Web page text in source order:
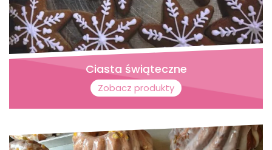
Ciasta świąteczne
Zobacz produkty